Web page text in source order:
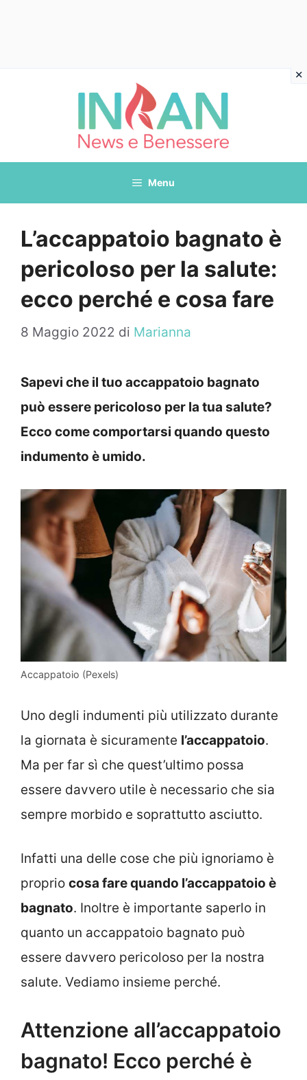
Menu
L’accappatoio bagnato è
pericoloso per la salute:
ecco perché e cosa fare
8 Maggio 2022 di Marianna
Sapevi che il tuo accappatoio bagnato
può essere pericoloso per la tua salute?
Ecco come comportarsi quando questo
indumento è umido.
Accappatoio (Pexels)
Uno degli indumenti più utilizzato durante
la giornata è sicuramente l’accappatoio.
Ma per far sì che quest’ultimo possa
essere davvero utile è necessario che sia
sempre morbido e soprattutto asciutto.
Infatti una delle cose che più ignoriamo è
proprio cosa fare quando l’accappatoio è
bagnato. Inoltre è importante saperlo in
quanto un accappatoio bagnato può
essere davvero pericoloso per la nostra
salute. Vediamo insieme perché.
Attenzione all’accappatoio
bagnato! Ecco perché è